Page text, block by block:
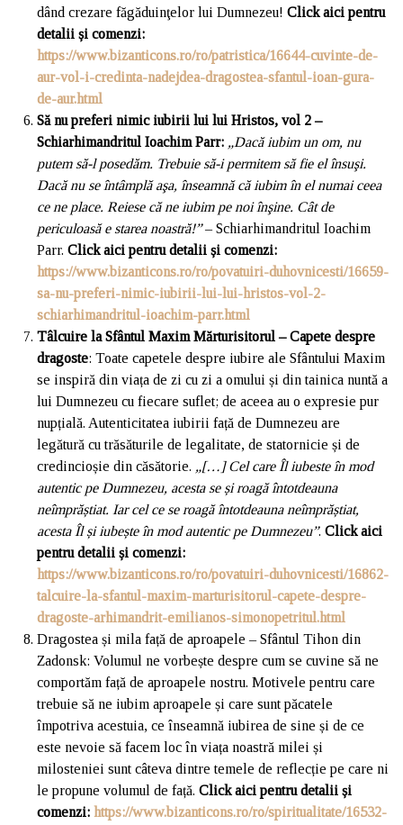
dând crezare făgăduinţelor lui Dumnezeu!Click aici pentru
detalii și comenzi:
https://www.bizanticons.ro/ro/patristica/16644-cuvinte-de-
aur-vol-i-credinta-nadejdea-dragostea-sfantul-ioan-gura-
de-aur.html
Să nu preferi nimic iubirii lui lui Hristos, vol 2 –
Schiarhimandritul Ioachim Parr: „Dacă iubim un om, nu
putem să-l posedăm. Trebuie să-i permitem să fie el însuşi.
Dacă nu se întâmplă aşa, înseamnă că iubim în el numai ceea
ce ne place. Reiese că ne iubim pe noi înşine. Cât de
periculoasă e starea noastră!”– Schiarhimandritul Ioachim
Parr.Click aici pentru detalii și comenzi:
https://www.bizanticons.ro/ro/povatuiri-duhovnicesti/16659-
sa-nu-preferi-nimic-iubirii-lui-lui-hristos-vol-2-
schiarhimandritul-ioachim-parr.html
Tâlcuire la Sfântul Maxim Mărturisitorul – Capete despre
dragoste: Toate capetele despre iubire ale Sfântului Maxim
se inspiră din viața de zi cu zi a omului și din tainica nuntă a
lui Dumnezeu cu fiecare suflet; de aceea au o expresie pur
nupțială. Autenticitatea iubirii față de Dumnezeu are
legătură cu trăsăturile de legalitate, de statornicie și de
credincioșie din căsătorie. „[…] Cel care Îl iubeste în mod
autentic pe Dumnezeu, acesta se și roagă întotdeauna
neîmprăștiat. Iar cel ce se roagă întotdeauna neîmprăștiat,
acesta Îl și iubește în mod autentic pe Dumnezeu”.Click aici
pentru detalii și comenzi:
https://www.bizanticons.ro/ro/povatuiri-duhovnicesti/16862-
talcuire-la-sfantul-maxim-marturisitorul-capete-despre-
dragoste-arhimandrit-emilianos-simonopetritul.html
Dragostea și mila față de aproapele – Sfântul Tihon din
Zadonsk: Volumul ne vorbește despre cum se cuvine să ne
comportăm față de aproapele nostru. Motivele pentru care
trebuie să ne iubim aproapele și care sunt păcatele
împotriva acestuia, ce înseamnă iubirea de sine și de ce
este nevoie să facem loc în viața noastră milei și
milosteniei sunt câteva dintre temele de reflecție pe care ni
le propune volumul de față.Click aici pentru detalii și
comenzi: https://www.bizanticons.ro/ro/spiritualitate/16532-